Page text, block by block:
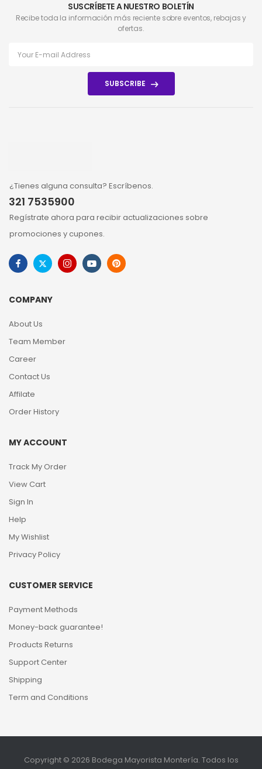
SUSCRÍBETE A NUESTRO BOLETÍN
Recibe toda la información más reciente sobre eventos, rebajas y
ofertas.
SUBSCRIBE
¿Tienes alguna consulta? Escríbenos.
321 7535900
Regístrate ahora para recibir actualizaciones sobre
promociones y cupones.
COMPANY
About Us
Team Member
Career
Contact Us
Affilate
Order History
MY ACCOUNT
Track My Order
View Cart
Sign In
Help
My Wishlist
Privacy Policy
CUSTOMER SERVICE
Payment Methods
Money-back guarantee!
Products Returns
Support Center
Shipping
Term and Conditions
Copyright © 2026 Bodega Mayorista Montería. Todos los